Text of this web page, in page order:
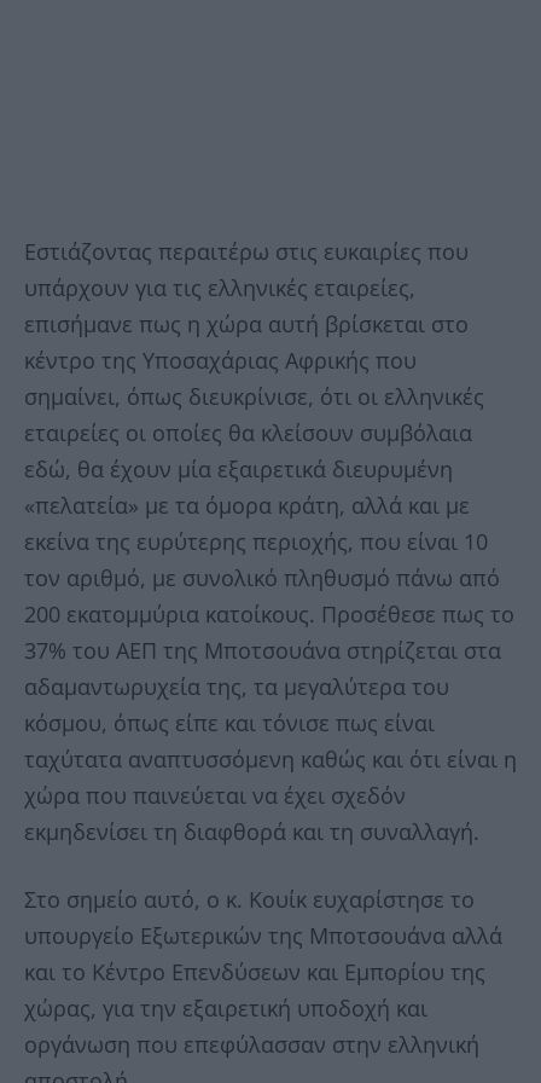
Εστιάζοντας περαιτέρω στις ευκαιρίες που
υπάρχουν για τις ελληνικές εταιρείες,
επισήμανε πως η χώρα αυτή βρίσκεται στο
κέντρο της Υποσαχάριας Αφρικής που
σημαίνει, όπως διευκρίνισε, ότι οι ελληνικές
εταιρείες οι οποίες θα κλείσουν συμβόλαια
εδώ, θα έχουν μία εξαιρετικά διευρυμένη
«πελατεία» με τα όμορα κράτη, αλλά και με
εκείνα της ευρύτερης περιοχής, που είναι 10
τον αριθμό, με συνολικό πληθυσμό πάνω από
200 εκατομμύρια κατοίκους. Προσέθεσε πως το
37% του ΑΕΠ της Μποτσουάνα στηρίζεται στα
αδαμαντωρυχεία της, τα μεγαλύτερα του
κόσμου, όπως είπε και τόνισε πως είναι
ταχύτατα αναπτυσσόμενη καθώς και ότι είναι η
χώρα που παινεύεται να έχει σχεδόν
εκμηδενίσει τη διαφθορά και τη συναλλαγή.
Στο σημείο αυτό, ο κ. Κουίκ ευχαρίστησε το
υπουργείο Εξωτερικών της Μποτσουάνα αλλά
και το Κέντρο Επενδύσεων και Εμπορίου της
χώρας, για την εξαιρετική υποδοχή και
οργάνωση που επεφύλασσαν στην ελληνική